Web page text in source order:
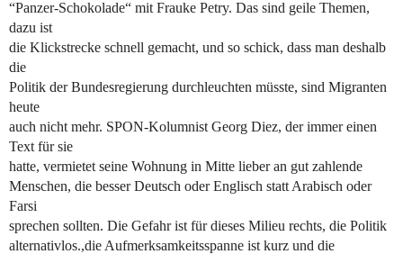
“Panzer-Schokolade“ mit Frauke Petry. Das sind geile Themen,
dazu ist
die Klickstrecke schnell gemacht, und so schick, dass man deshalb
die
Politik der Bundesregierung durchleuchten müsste, sind Migranten
heute
auch nicht mehr. SPON-Kolumnist Georg Diez, der immer einen
Text für sie
hatte, vermietet seine Wohnung in Mitte lieber an gut zahlende
Menschen, die besser Deutsch oder Englisch statt Arabisch oder
Farsi
sprechen sollten. Die Gefahr ist für dieses Milieu rechts, die Politik
alternativlos.,die Aufmerksamkeitsspanne ist kurz und die